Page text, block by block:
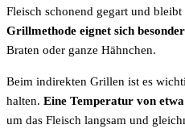
Fleisch schonend gegart und bleibt
Grillmethode eignet sich
Braten oder ganze Hähnchen.
Beim indirekten Grillen ist es
halten. Eine Temperatur von
um das Fleisch langsam und